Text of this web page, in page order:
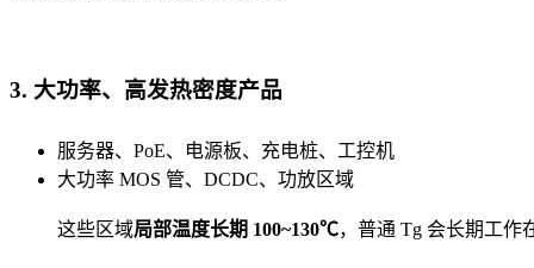
3. 大功率、高发热密度产品
服务器、PoE、电源板、充电桩、工控机
大功率 MOS 管、DCDC、功放区域
这些区域局部温度长期 100~130℃，普通 Tg 会长期工作